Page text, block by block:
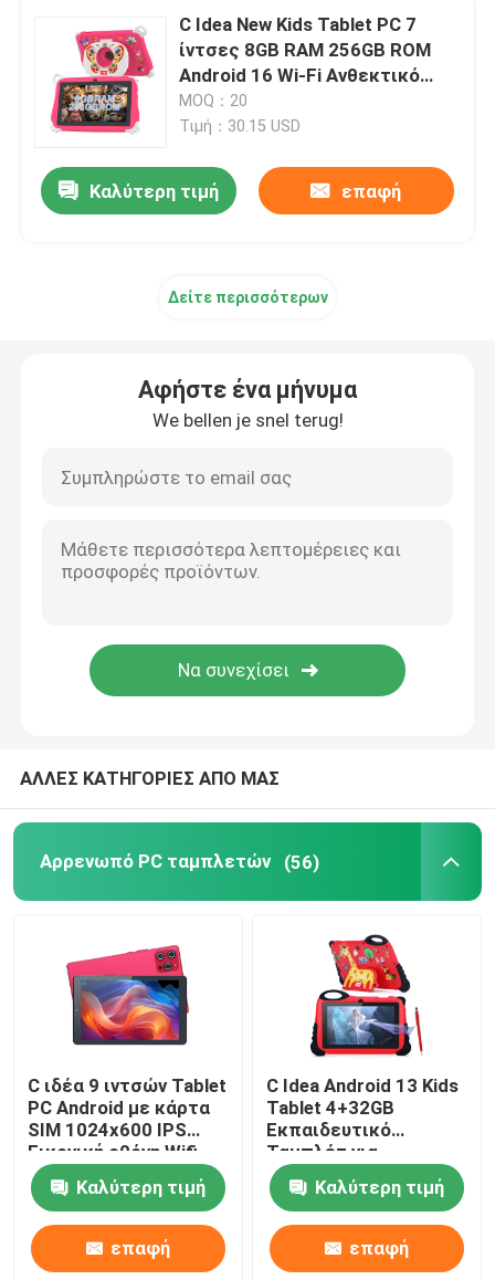
Αρρενωπό PC ταμπλετών
Έξυπνο Tablet PC
Ταμπλέτες με οθόνη αφής
7 ιντσών Tablet PC
8 ιντσών Tablet PC
9 ιντσών Tablet PC
11 ιντσών Tablet PC
Παγκόσμια θήκη για ταμπλέτες
C Idea New Kids Tablet PC 7
ίντσες 8GB RAM 256GB ROM
Android 16 Wi-Fi Ανθεκτικό
στην πτώση Εκπαιδευτική
χρήση (CM86-Pink)
MOQ：20
Τιμή：30.15 USD
Καλύτερη τιμή επαφή
Δείτε περισσότερων
Αφήστε ένα μήνυμα
We bellen je snel terug!
ΑΛΛΕΣ ΚΑΤΗΓΟΡΙΕΣ ΑΠΟ ΜΑΣ
Αρρενωπό PC ταμπλετών (56)
C ιδέα 9 ιντσών Tablet
PC Android με κάρτα
SIM 1024x600 IPS
Εικονική οθόνη Wifi
GPS για εφήβους
Σπουδαστής CM915
Καλύτερη τιμή
επαφή
C Idea Android 13 Kids
Tablet 4+32GB
Εκπαιδευτικό
Ταμπλέτ για
Φοιτητές Διπλή
κάμερα CM92
Καλύτερη τιμή
επαφή